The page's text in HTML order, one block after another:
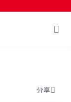
分享